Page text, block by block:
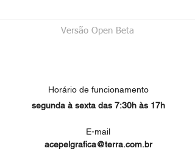
Versão Open Beta
Horário de funcionamento
segunda à sexta das 7:30h às 17h
E-mail
acepelgrafica@terra.com.br